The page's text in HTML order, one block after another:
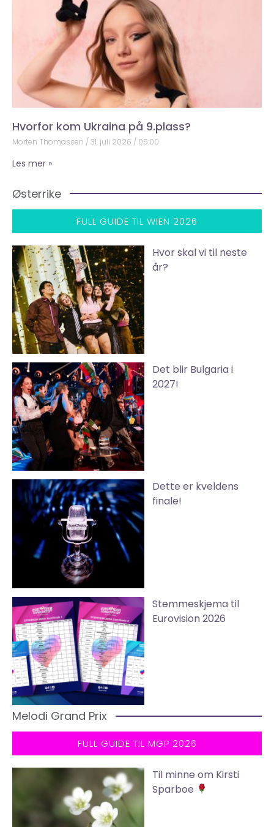
Hvorfor kom Ukraina på 9.plass?
Morten Thomassen 31. juli 2026 05:00
Les mer »
Østerrike
FULL GUIDE TIL WIEN 2026
Hvor skal vi til neste
år?
Det blir Bulgaria i
2027!
Dette er kveldens
finale!
Stemmeskjema til
Eurovision 2026
Melodi Grand Prix
FULL GUIDE TIL MGP 2026
Til minne om Kirsti
Sparboe